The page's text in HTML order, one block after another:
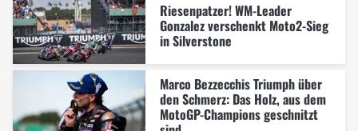
Riesenpatzer! WM-Leader
Gonzalez verschenkt Moto2-Sieg
in Silverstone
Marco Bezzecchis Triumph über
den Schmerz: Das Holz, aus dem
MotoGP-Champions geschnitzt